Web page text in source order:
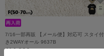
7/16一部再販 【メール便】対応可 スタイ付
き2WAYオール 9637B
￥4,290